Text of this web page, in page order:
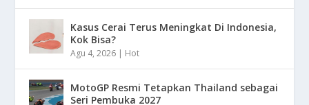
Kasus Cerai Terus Meningkat Di Indonesia,
Kok Bisa?
Agu 4, 2026 | Hot
MotoGP Resmi Tetapkan Thailand sebagai
Seri Pembuka 2027